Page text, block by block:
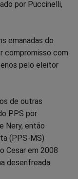
por Puccinelli,
emanadas do
compromisso com
pelo eleitor
de outras
PPS por
Nery, então
(PPS-MS)
Cesar em 2008
desenfreada